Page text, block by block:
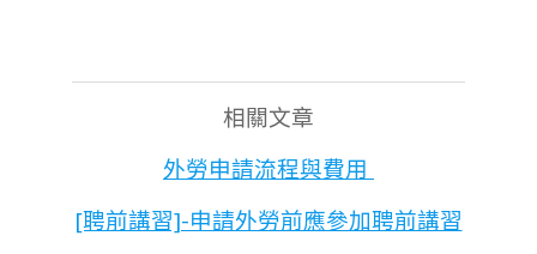
相關文章
外勞申請流程與費用
[聘前講習]-申請外勞前應參加聘前講習